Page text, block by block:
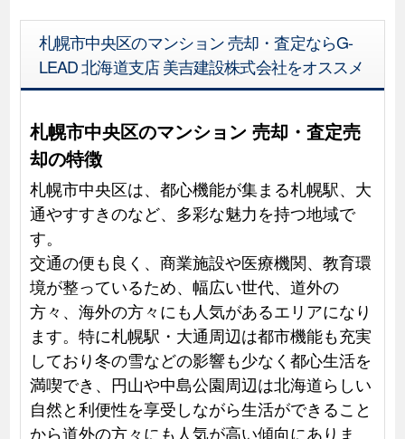
札幌市中央区のマンション 売却・査定ならG-
LEAD 北海道支店 美吉建設株式会社をオススメ
札幌市中央区のマンション 売却・査定売
却の特徴
札幌市中央区は、都心機能が集まる札幌駅、大
通やすすきのなど、多彩な魅力を持つ地域で
す。
交通の便も良く、商業施設や医療機関、教育環
境が整っているため、幅広い世代、道外の
方々、海外の方々にも人気があるエリアになり
ます。特に札幌駅・大通周辺は都市機能も充実
しており冬の雪などの影響も少なく都心生活を
満喫でき、円山や中島公園周辺は北海道らしい
自然と利便性を享受しながら生活ができること
から道外の方々にも人気が高い傾向にありま